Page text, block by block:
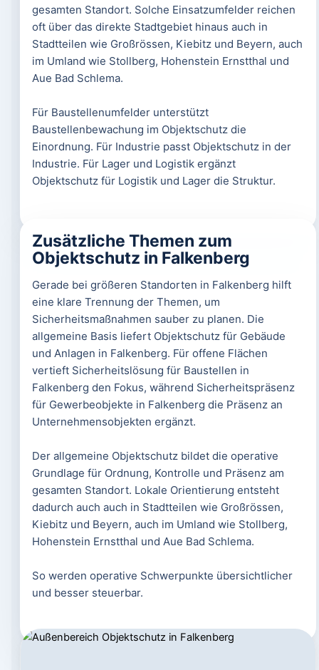
gesamten Standort. Solche Einsatzumfelder reichen
oft über das direkte Stadtgebiet hinaus auch in
Stadtteilen wie Großrössen, Kiebitz und Beyern, auch
im Umland wie Stollberg, Hohenstein Ernstthal und
Aue Bad Schlema.
Für Baustellenumfelder unterstützt
Baustellenbewachung im Objektschutz die
Einordnung. Für Industrie passt Objektschutz in der
Industrie. Für Lager und Logistik ergänzt
Objektschutz für Logistik und Lager die Struktur.
Zusätzliche Themen zum
Objektschutz in Falkenberg
Gerade bei größeren Standorten in Falkenberg hilft
eine klare Trennung der Themen, um
Sicherheitsmaßnahmen sauber zu planen. Die
allgemeine Basis liefert Objektschutz für Gebäude
und Anlagen in Falkenberg. Für offene Flächen
vertieft Sicherheitslösung für Baustellen in
Falkenberg den Fokus, während Sicherheitspräsenz
für Gewerbeobjekte in Falkenberg die Präsenz an
Unternehmensobjekten ergänzt.
Der allgemeine Objektschutz bildet die operative
Grundlage für Ordnung, Kontrolle und Präsenz am
gesamten Standort. Lokale Orientierung entsteht
dadurch auch auch in Stadtteilen wie Großrössen,
Kiebitz und Beyern, auch im Umland wie Stollberg,
Hohenstein Ernstthal und Aue Bad Schlema.
So werden operative Schwerpunkte übersichtlicher
und besser steuerbar.